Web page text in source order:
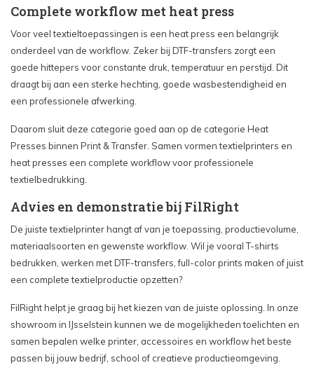
Complete workflow met heat press
Voor veel textieltoepassingen is een heat press een belangrijk
onderdeel van de workflow. Zeker bij DTF-transfers zorgt een
goede hittepers voor constante druk, temperatuur en perstijd. Dit
draagt bij aan een sterke hechting, goede wasbestendigheid en
een professionele afwerking.
Daarom sluit deze categorie goed aan op de categorie Heat
Presses binnen Print & Transfer. Samen vormen textielprinters en
heat presses een complete workflow voor professionele
textielbedrukking.
Advies en demonstratie bij FilRight
De juiste textielprinter hangt af van je toepassing, productievolume,
materiaalsoorten en gewenste workflow. Wil je vooral T-shirts
bedrukken, werken met DTF-transfers, full-color prints maken of juist
een complete textielproductie opzetten?
FilRight helpt je graag bij het kiezen van de juiste oplossing. In onze
showroom in IJsselstein kunnen we de mogelijkheden toelichten en
samen bepalen welke printer, accessoires en workflow het beste
passen bij jouw bedrijf, school of creatieve productieomgeving.